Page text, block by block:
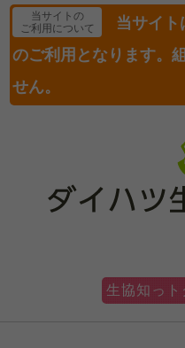
当サイトの
ご利用について
当サイト
のご利用となります。
せん。
生協知っト